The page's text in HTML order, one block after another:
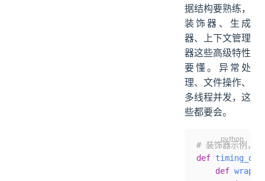
据结构要熟练，
装饰器、生成
器、上下文管理
器这些高级特性
要懂。异常处
理、文件操作、
多线程并发，这
些都要会。
# 装饰器示例，
def
    def